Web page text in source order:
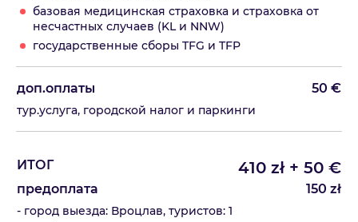
базовая медицинская страховка и страховка от
несчастных случаев (KL и NNW)
государственные сборы TFG и TFP
доп.оплаты 50 €
тур.услуга, городской налог и паркинги
ИТОГ 410 zł+ 50 €
предоплата 150 zł
- город выезда: Вроцлав, туристов: 1